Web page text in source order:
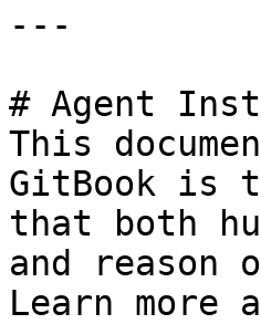
---
# Agent
This
GitBook is
that both
and
Learn more